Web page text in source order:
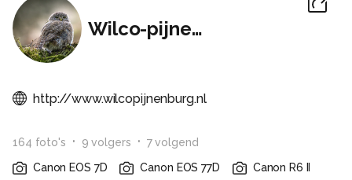
Wilco-pijnenburg
http://www.wilcopijnenburg.nl
164 foto's 9 volgers 7volgend
Canon EOS 7D
Canon EOS 77D Canon R6 II